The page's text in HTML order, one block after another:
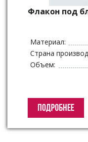
Флакон под
Материал:
Страна
Объем:
ПОДРОБНЕЕ